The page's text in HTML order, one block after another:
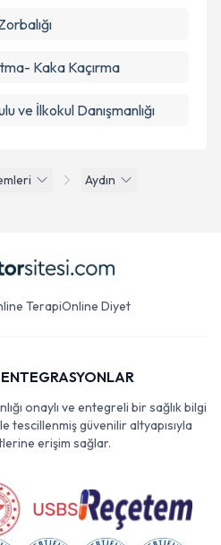
Aydın
Kaka Kaçırma
ve İlkokul Danışmanlığı
TerapiOnline Diyet
onaylı ve entegreli bir sağlık bilgi
tescillenmiş güvenilir altyapısıyla
erişim sağlar.